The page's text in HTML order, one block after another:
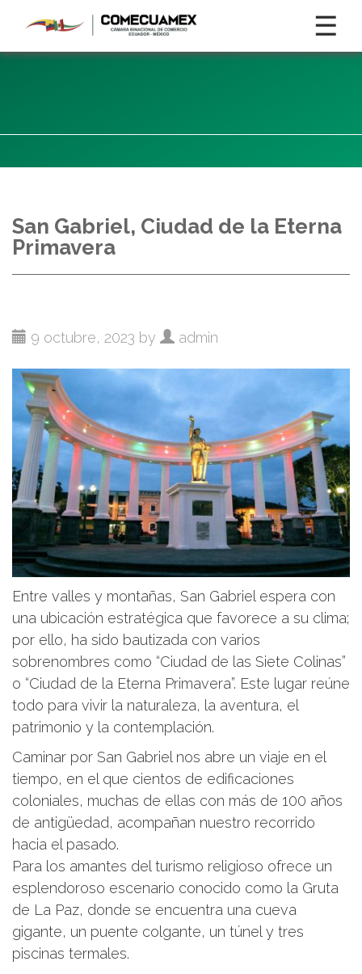
☰
San Gabriel, Ciudad de la Eterna
Primavera
9 octubre, 2023 by admin
Entre valles y montañas, San Gabriel espera con
una ubicación estratégica que favorece a su clima;
por ello, ha sido bautizada con varios
sobrenombres como “Ciudad de las Siete Colinas”
o “Ciudad de la Eterna Primavera”. Este lugar reúne
todo para vivir la naturaleza, la aventura, el
patrimonio y la contemplación.
Caminar por San Gabriel nos abre un viaje en el
tiempo, en el que cientos de edificaciones
coloniales, muchas de ellas con más de 100 años
de antigüedad, acompañan nuestro recorrido
hacia el pasado.
Para los amantes del turismo religioso ofrece un
esplendoroso escenario conocido como la Gruta
de La Paz, donde se encuentra una cueva
gigante, un puente colgante, un túnel y tres
piscinas termales.